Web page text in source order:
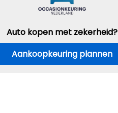
Auto kopen met zekerheid?
Aankoopkeuring plannen